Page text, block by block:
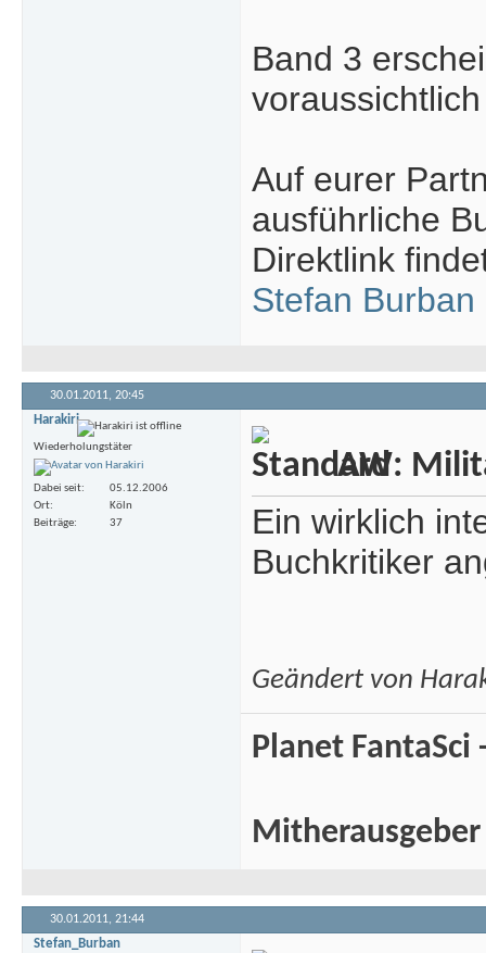
Band 3
Auf eurer
ausführliche
Direktlink
Stefan Burban
30.01.2011, 20:45
Harakiri
Wiederholungstäter
Dabei seit
05.12.2006
Ort
Köln
Beiträge
37
AW:
Ein wirklich
Buchkritiker
Geändert von
Planet
Mitherausgeber
30.01.2011, 21:44
Stefan_Burban